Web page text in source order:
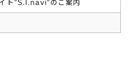
ト"S.I.navi"のご案内